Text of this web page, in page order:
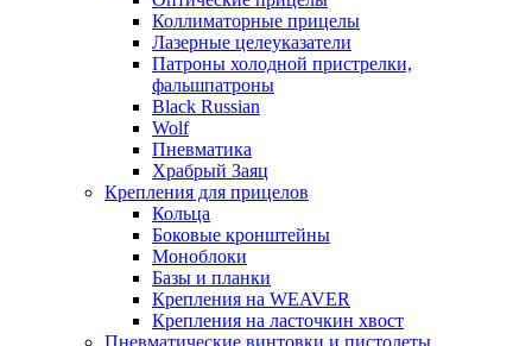
Коллиматорные прицелы
Лазерные целеуказатели
Патроны холодной пристрелки,
фальшпатроны
Black Russian
Wolf
Пневматика
Храбрый Заяц
Крепления для прицелов
Кольца
Боковые кронштейны
Моноблоки
Базы и планки
Крепления на WEAVER
Крепления на ласточкин хвост
Пневматические винтовки и пистолеты